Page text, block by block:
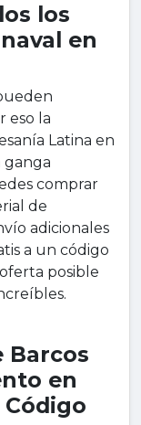
los
en
eso la
Latina en
ganga
comprar
de
adicionales
a un código
posible
Barcos
en